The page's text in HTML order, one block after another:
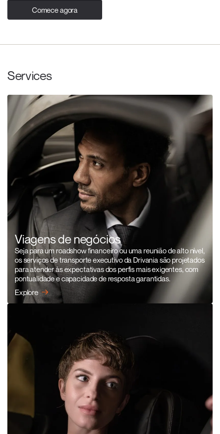
Comece agora
Services
Viagens de negócios
Seja para um roadshow financeiro ou uma reunião de alto nível,
os serviços de transporte executivo da Drivania são projetados
para atender às expectativas dos perfis mais exigentes, com
pontualidade e capacidade de resposta garantidas.
Explore